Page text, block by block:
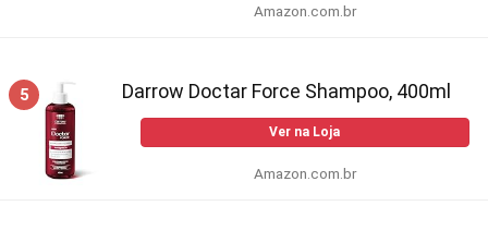
Amazon.com.br
5 Darrow Doctar Force Shampoo, 400ml
Ver na Loja
Amazon.com.br